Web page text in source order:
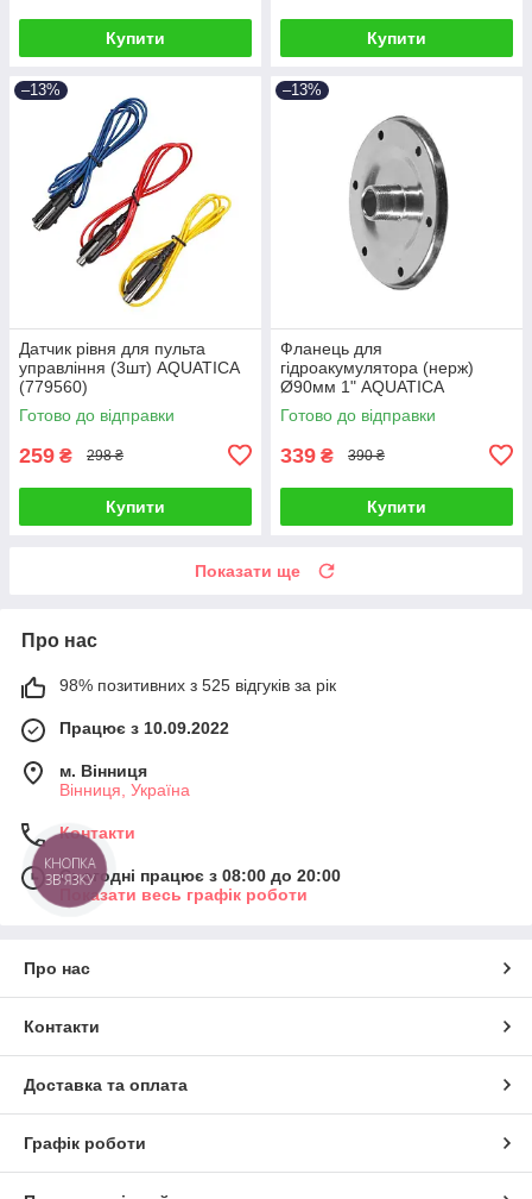
Купити Купити
–13%
Датчик рівня для пульта
управління (3шт) AQUATICA
(779560)
Готово до відправки
259 ₴ 298 ₴
Купити
–13%
Фланець для
гідроакумулятора (нерж)
Ø90мм 1" AQUATICA
(779521)
Готово до відправки
339 ₴ 390 ₴
Купити
Показати ще
Про нас
98% позитивних з 525 відгуків за рік
Працює з 10.09.2022
м. Вінниця
Вінниця, Україна
Контакти
Сьогодні працює з 08:00 до 20:00
Показати весь графік роботи
Про нас
Контакти
Доставка та оплата
Графік роботи
КНОПКА
ЗВ'ЯЗКУ